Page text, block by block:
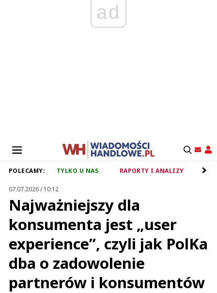
ad
POLECAMY: TYLKO U NAS RAPORTY I ANALIZY
07.07.2026 / 10:12
Najważniejszy dla
konsumenta jest „user
experience”, czyli jak PolKa
dba o zadowolenie
partnerów i konsumentów